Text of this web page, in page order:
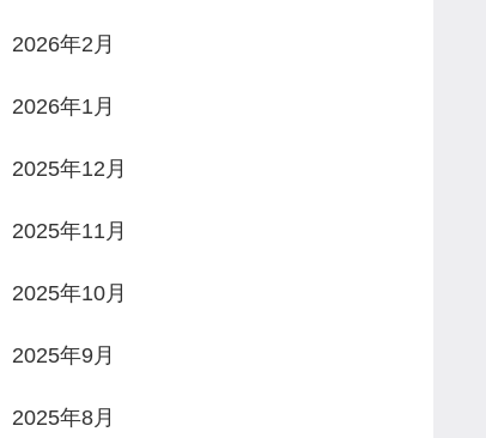
2026年2月
2026年1月
2025年12月
2025年11月
2025年10月
2025年9月
2025年8月